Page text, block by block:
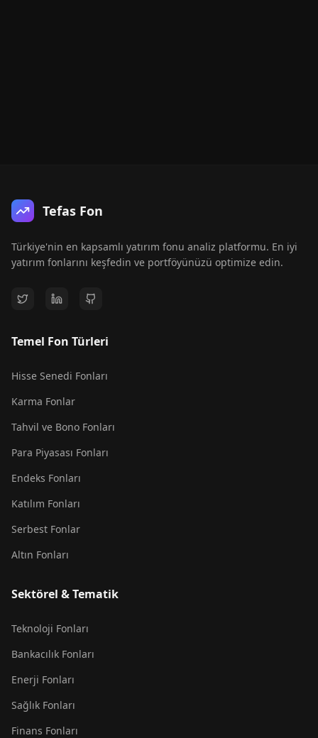
Tefas Fon
Türkiye'nin en kapsamlı yatırım fonu analiz platformu. En iyi
yatırım fonlarını keşfedin ve portföyünüzü optimize edin.
Temel Fon Türleri
Hisse Senedi Fonları
Karma Fonlar
Tahvil ve Bono Fonları
Para Piyasası Fonları
Endeks Fonları
Katılım Fonları
Serbest Fonlar
Altın Fonları
Sektörel & Tematik
Teknoloji Fonları
Bankacılık Fonları
Enerji Fonları
Sağlık Fonları
Finans Fonları